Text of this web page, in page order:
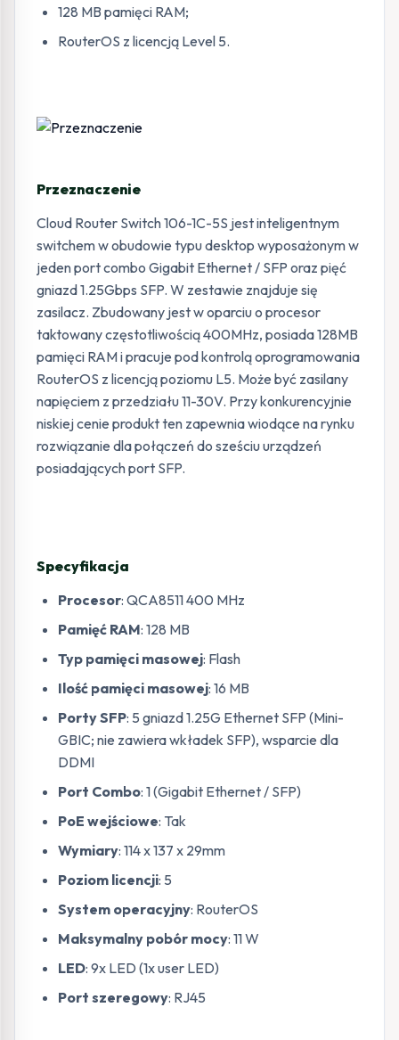
128 MB pamięci RAM;
RouterOS z licencją Level 5.
Przeznaczenie
Cloud Router Switch 106-1C-5S jest inteligentnym
switchem w obudowie typu desktop wyposażonym w
jeden port combo Gigabit Ethernet / SFP oraz pięć
gniazd 1.25Gbps SFP. W zestawie znajduje się
zasilacz. Zbudowany jest w oparciu o procesor
taktowany częstotliwością 400MHz, posiada 128MB
pamięci RAM i pracuje pod kontrolą oprogramowania
RouterOS z licencją poziomu L5. Może być zasilany
napięciem z przedziału 11-30V. Przy konkurencyjnie
niskiej cenie produkt ten zapewnia wiodące na rynku
rozwiązanie dla połączeń do sześciu urządzeń
posiadających port SFP.
Specyfikacja
Procesor: QCA8511 400 MHz
Pamięć RAM: 128 MB
Typ pamięci masowej: Flash
Ilość pamięci masowej: 16 MB
Porty SFP: 5 gniazd 1.25G Ethernet SFP (Mini-
GBIC; nie zawiera wkładek SFP), wsparcie dla
DDMI
Port Combo: 1 (Gigabit Ethernet / SFP)
PoE wejściowe: Tak
Wymiary: 114 x 137 x 29mm
Poziom licencji: 5
System operacyjny: RouterOS
Maksymalny pobór mocy: 11 W
LED: 9x LED (1x user LED)
Port szeregowy: RJ45